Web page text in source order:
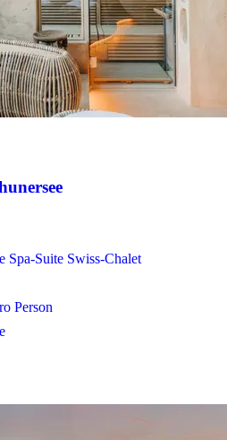
Spa-Suite Swiss-Chalet
Person